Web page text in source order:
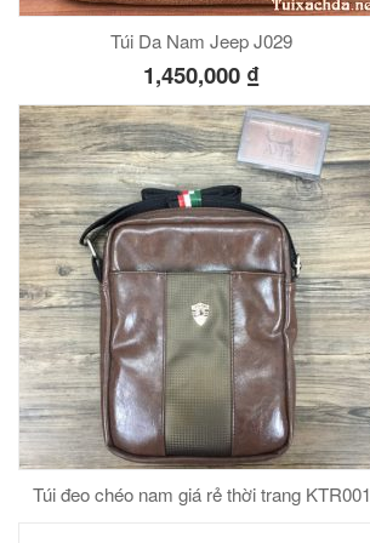
Túi Da Nam Jeep J029
1,450,000 ₫
Túi đeo chéo nam giá rẻ thời trang KTR001